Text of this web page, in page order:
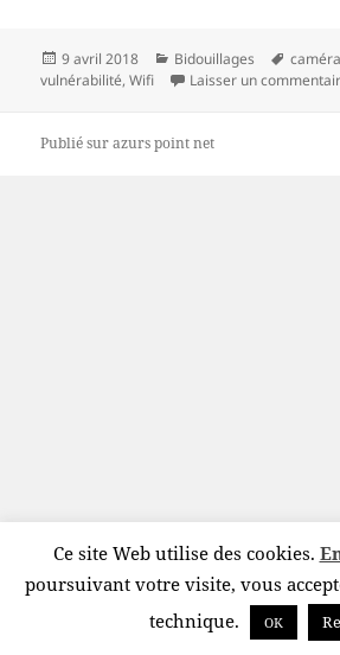
Publié
le
9 avril 2018 Catégories
Bidouillages
Mots-
clés
vulnérabilité,Wifi Laisser un
Publié surazurs point net
Ce site Web utilise des cookies.
poursuivant votre visite, vous
technique.
OK